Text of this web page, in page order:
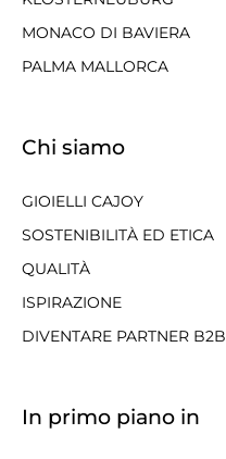
MONACO DI BAVIERA
PALMA MALLORCA
Chi siamo
GIOIELLI CAJOY
SOSTENIBILITÀ ED ETICA
QUALITÀ
ISPIRAZIONE
DIVENTARE PARTNER B2B
In primo piano in